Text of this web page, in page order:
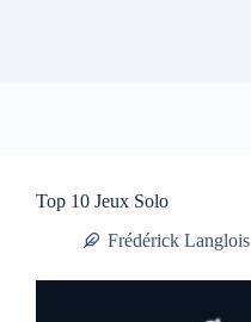
Top 10 Jeux Solo
Frédérick Langlois